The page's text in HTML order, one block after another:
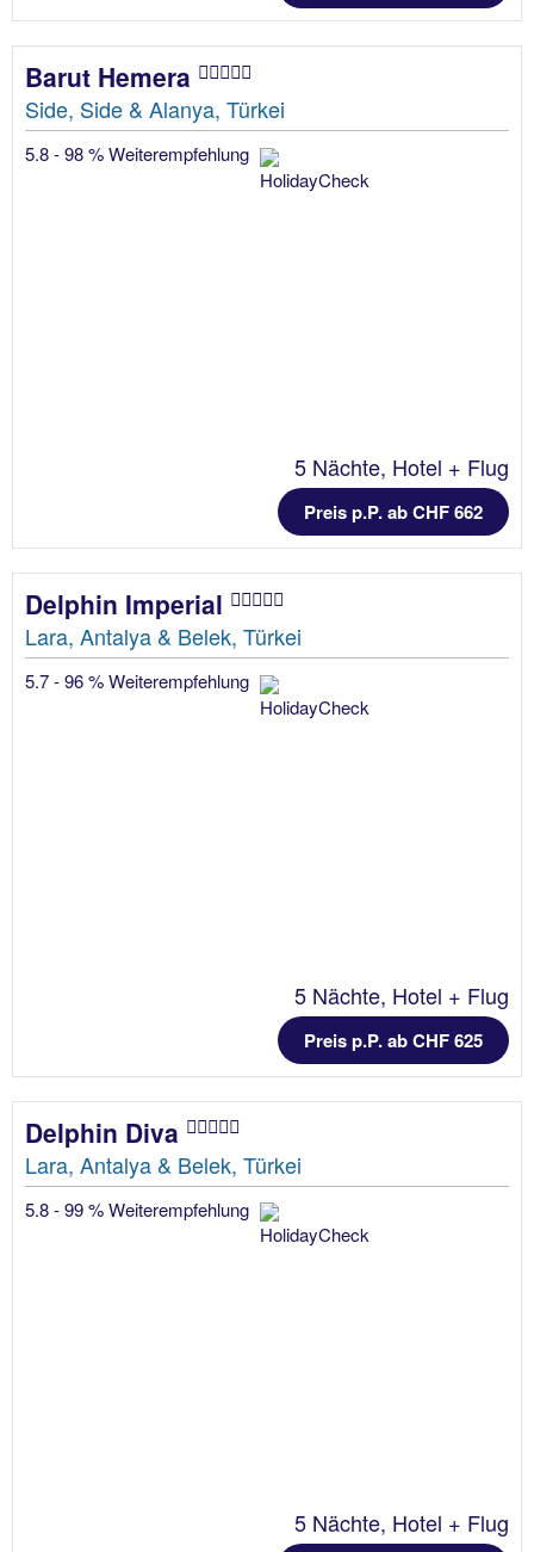
Barut Hemera
Side, Side & Alanya, Türkei
5.8 - 98 % Weiterempfehlung
5 Nächte, Hotel + Flug
Preis p.P. ab CHF 662
Delphin Imperial
Lara, Antalya & Belek, Türkei
5.7 - 96 % Weiterempfehlung
5 Nächte, Hotel + Flug
Preis p.P. ab CHF 625
Delphin Diva
Lara, Antalya & Belek, Türkei
5.8 - 99 % Weiterempfehlung
5 Nächte, Hotel + Flug